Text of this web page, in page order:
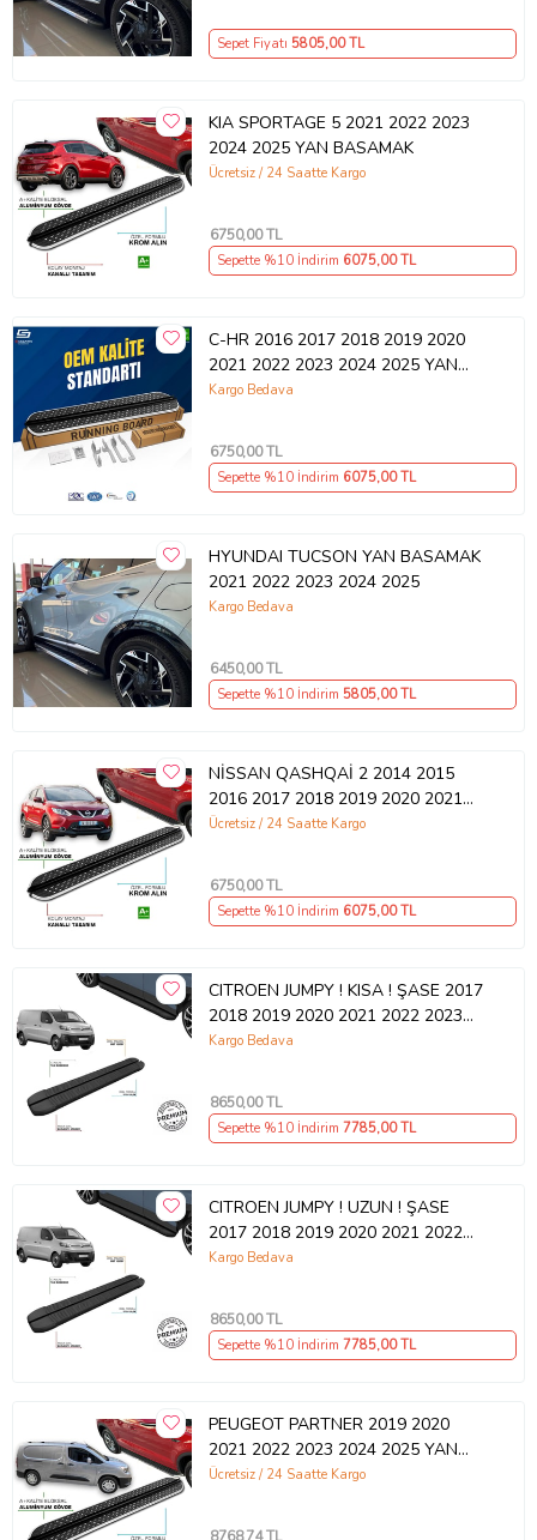
Ürün Kodu:kcm95613334
Sepet Fiyatı 5805,00 TL
KIA SPORTAGE 5 2021 2022 2023
2024 2025 YAN BASAMAK
Ücretsiz / 24 Saatte Kargo
6750,00 TL
Sepette %10 İndirim 6075,00 TL
C-HR 2016 2017 2018 2019 2020
2021 2022 2023 2024 2025 YAN
BASAMAK
Kargo Bedava
6750,00 TL
Sepette %10 İndirim 6075,00 TL
HYUNDAI TUCSON YAN BASAMAK
2021 2022 2023 2024 2025
Kargo Bedava
6450,00 TL
Sepette %10 İndirim 5805,00 TL
NİSSAN QASHQAİ 2 2014 2015
2016 2017 2018 2019 2020 2021
YAN BASAMAK
Ücretsiz / 24 Saatte Kargo
6750,00 TL
Sepette %10 İndirim 6075,00 TL
CITROEN JUMPY ! KISA ! ŞASE 2017
2018 2019 2020 2021 2022 2023
2024 2025 2026 SLN SİYAH YAN
Kargo Bedava
8650,00 TL
Sepette %10 İndirim 7785,00 TL
CITROEN JUMPY ! UZUN ! ŞASE
2017 2018 2019 2020 2021 2022
2023 2024 2025 2026 SLN SİYAH
Kargo Bedava
8650,00 TL
Sepette %10 İndirim 7785,00 TL
PEUGEOT PARTNER 2019 2020
2021 2022 2023 2024 2025 YAN
BASAMAK
Ücretsiz / 24 Saatte Kargo